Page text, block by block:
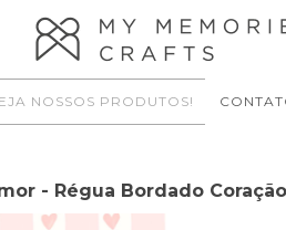
NOSSOS PRODUTOS!
- Régua Bordado